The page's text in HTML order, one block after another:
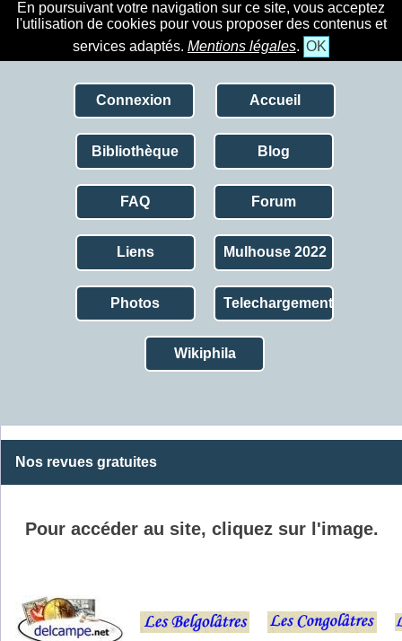
En poursuivant votre navigation sur ce site, vous acceptez
l'utilisation de cookies pour vous proposer des contenus et
services adaptés. Mentions légales. OK
Connexion Accueil
Bibliothèque Blog
FAQ Forum
Liens Mulhouse 2022
Photos Telechargement
Wikiphila
Nos revues gratuites
Pour accéder au site, cliquez sur l'image.